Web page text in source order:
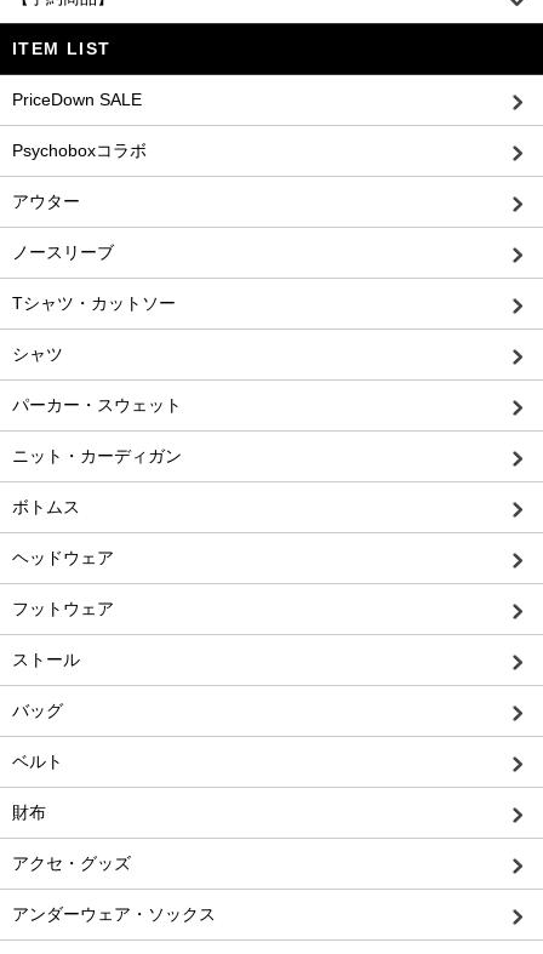
ITEM LIST
PriceDown SALE
Psychoboxコラボ
アウター
ノースリーブ
Tシャツ・カットソー
シャツ
パーカー・スウェット
ニット・カーディガン
ボトムス
ヘッドウェア
フットウェア
ストール
バッグ
ベルト
財布
アクセ・グッズ
アンダーウェア・ソックス